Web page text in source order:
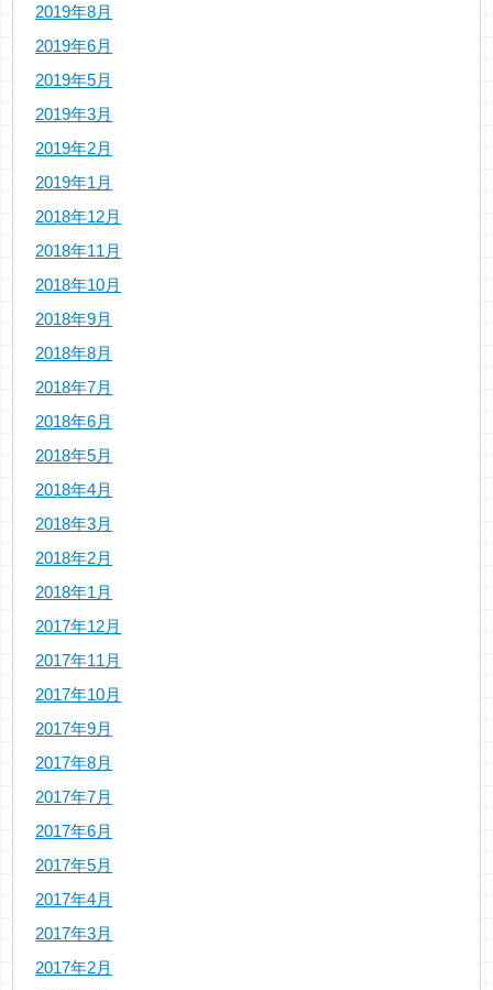
2019年8月
2019年6月
2019年5月
2019年3月
2019年2月
2019年1月
2018年12月
2018年11月
2018年10月
2018年9月
2018年8月
2018年7月
2018年6月
2018年5月
2018年4月
2018年3月
2018年2月
2018年1月
2017年12月
2017年11月
2017年10月
2017年9月
2017年8月
2017年7月
2017年6月
2017年5月
2017年4月
2017年3月
2017年2月